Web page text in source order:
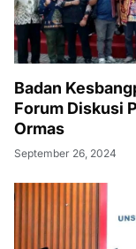
Badan
Forum Diskusi
Ormas
September 26, 2024